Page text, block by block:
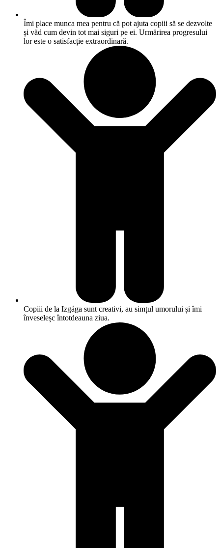
Îmi place munca mea pentru că pot ajuta copiii să se dezvolte
și văd cum devin tot mai siguri pe ei. Urmărirea progresului
lor este o satisfacție extraordinară.
Copiii de la Izgága sunt creativi, au simțul umorului și îmi
înveseleșc întotdeauna ziua.